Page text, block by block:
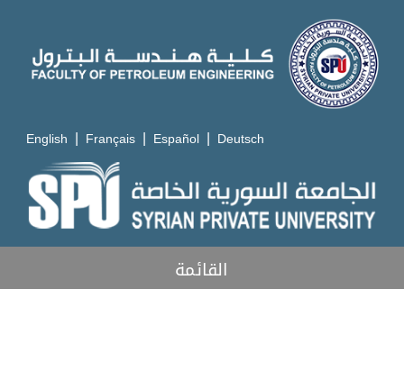
English | Français | Español | Deutsch
القائمة